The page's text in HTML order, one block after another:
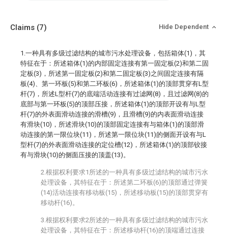
Claims (7) Hide Dependent
1.一种具有多级过滤结构的城市污水处理设备，包括箱体(1)，其
特征在于：所述箱体(1)的内部固定连接有第一固定板(2)和第二固
定板(3)，所述第一固定板(2)和第二固定板(3)之间固定连接有隔
板(4)、第一环板(5)和第二环板(6)，所述箱体(1)的顶部贯穿有L型
杆(7)，所述L型杆(7)的底端活动连接有过滤网(8)，且过滤网(8)的
底部与第一环板(5)的顶部压接，所述箱体(1)的顶部开设有与L型
杆(7)的外表面滑动连接的滑槽(9)，且滑槽(9)的内表面滑动连接
有滑块(10)，所述滑块(10)的顶部固定连接有与箱体(1)的顶部滑
动连接的第一限位块(11)，所述第一限位块(11)的侧面开设有与L
型杆(7)的外表面滑动连接的定位槽(12)，所述箱体(1)的顶部铰接
有与滑块(10)的侧面压接的顶盖(13)。
2.根据权利要求1所述的一种具有多级过滤结构的城市污水
处理设备，其特征在于：所述第二环板(6)的顶部通过弹簧
(14)活动连接有移动板(15)，所述移动板(15)的顶部贯穿有
移动杆(16)。
3.根据权利要求2所述的一种具有多级过滤结构的城市污水
处理设备，其特征在于：所述移动杆(16)的顶端通过连接